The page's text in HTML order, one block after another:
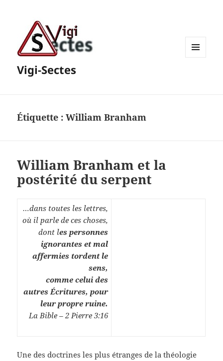
Vigi-Sectes
Étiquette :William Branham
William Branham et la
postérité du serpent
…dans toutes les lettres,
où il parle de ces choses,
dont les personnes
ignorantes et mal
affermies tordent le
sens,
comme celui des
autres Écritures, pour
leur propre ruine.
La Bible – 2 Pierre 3:16
Une des doctrines les plus étranges de la théologie